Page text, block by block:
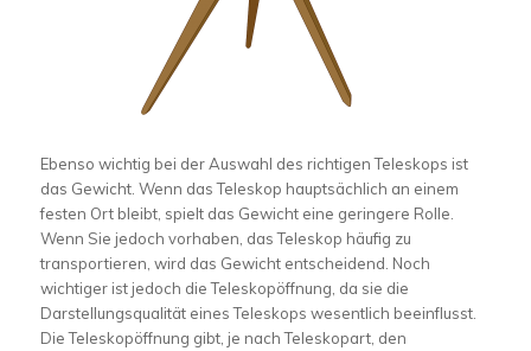
Ebenso wichtig bei der Auswahl des richtigen Teleskops ist
das Gewicht. Wenn das Teleskop hauptsächlich an einem
festen Ort bleibt, spielt das Gewicht eine geringere Rolle.
Wenn Sie jedoch vorhaben, das Teleskop häufig zu
transportieren, wird das Gewicht entscheidend. Noch
wichtiger ist jedoch die Teleskopöffnung, da sie die
Darstellungsqualität eines Teleskops wesentlich beeinflusst.
Die Teleskopöffnung gibt, je nach Teleskopart, den